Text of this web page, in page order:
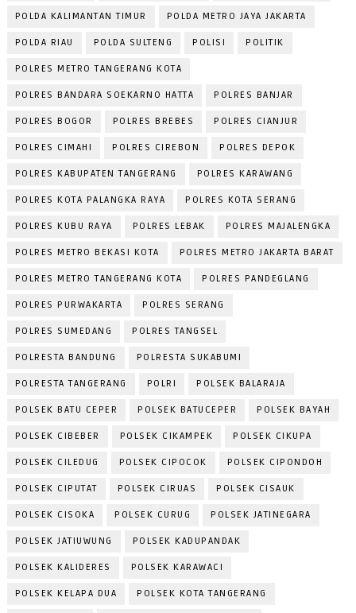
POLDA KALIMANTAN TIMUR POLDA METRO JAYA JAKARTA
POLDA RIAU POLDA SULTENG POLISI POLITIK
POLRES METRO TANGERANG KOTA
POLRES BANDARA SOEKARNO HATTA POLRES BANJAR
POLRES BOGOR POLRES BREBES POLRES CIANJUR
POLRES CIMAHI POLRES CIREBON POLRES DEPOK
POLRES KABUPATEN TANGERANG POLRES KARAWANG
POLRES KOTA PALANGKA RAYA POLRES KOTA SERANG
POLRES KUBU RAYA POLRES LEBAK POLRES MAJALENGKA
POLRES METRO BEKASI KOTA POLRES METRO JAKARTA BARAT
POLRES METRO TANGERANG KOTA POLRES PANDEGLANG
POLRES PURWAKARTA POLRES SERANG
POLRES SUMEDANG POLRES TANGSEL
POLRESTA BANDUNG POLRESTA SUKABUMI
POLRESTA TANGERANG POLRI POLSEK BALARAJA
POLSEK BATU CEPER POLSEK BATUCEPER POLSEK BAYAH
POLSEK CIBEBER POLSEK CIKAMPEK POLSEK CIKUPA
POLSEK CILEDUG POLSEK CIPOCOK POLSEK CIPONDOH
POLSEK CIPUTAT POLSEK CIRUAS POLSEK CISAUK
POLSEK CISOKA POLSEK CURUG POLSEK JATINEGARA
POLSEK JATIUWUNG POLSEK KADUPANDAK
POLSEK KALIDERES POLSEK KARAWACI
POLSEK KELAPA DUA POLSEK KOTA TANGERANG